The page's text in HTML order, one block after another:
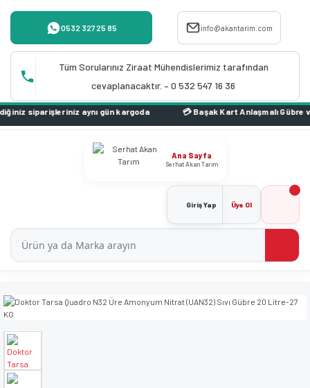
0532 327 25 85 info@akantarim.com
Tüm Sorularınız Ziraat Mühendislerimiz tarafından
cevaplanacaktır. – 0 532 547 16 36
siparişleriniz aynı gün kargoda
Ana Sayfa
Serhat Akan Tarım
Giriş Yap Üye Ol